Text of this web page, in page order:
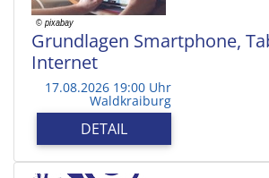
Grundlagen Smartphone,
Internet
17.08.2026 19:00 Uhr
Waldkraiburg
DETAIL